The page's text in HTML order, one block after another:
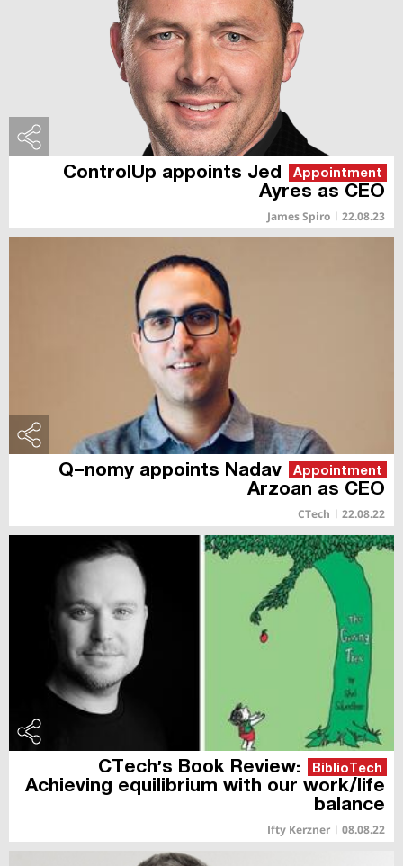
Appointment
ControlUp appoints Jed
Ayres as CEO
22.08.23
|
James Spiro
Appointment
Q-nomy appoints Nadav
Arzoan as CEO
22.08.22
|
CTech
BiblioTech
CTech’s Book Review:
Achieving equilibrium with our work/life
balance
08.08.22
|
Ifty Kerzner